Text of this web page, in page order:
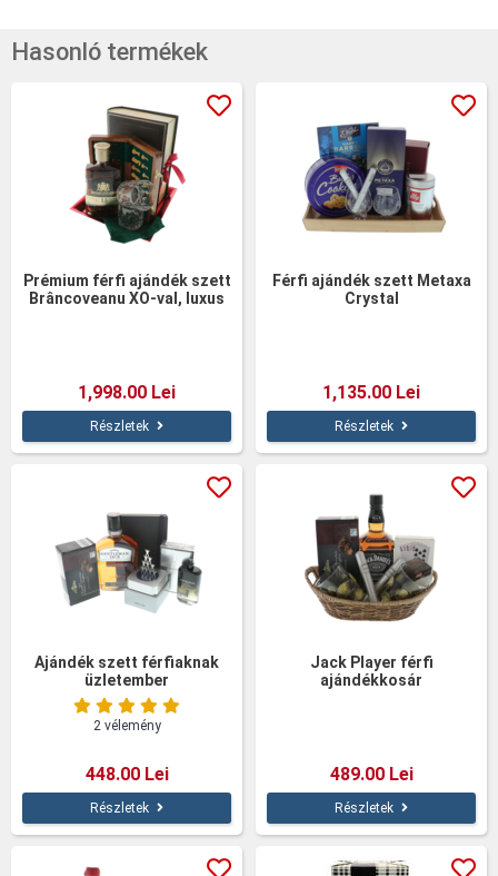
Hasonló termékek
Prémium férfi ajándék szett
Brâncoveanu XO-val, luxus
1,998.00 Lei
Részletek
Férfi ajándék szett Metaxa
Crystal
1,135.00 Lei
Részletek
Ajándék szett férfiaknak
üzletember
2 vélemény
448.00 Lei
Részletek
Jack Player férfi
ajándékkosár
489.00 Lei
Részletek